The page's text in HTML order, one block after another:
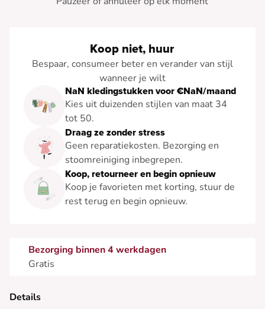
Koop niet, huur
Bespaar, consumeer beter en verander van stijl
wanneer je wilt
NaN kledingstukken voor €NaN/maand
Kies uit duizenden stijlen van maat 34
tot 50.
Draag ze zonder stress
Geen reparatiekosten. Bezorging en
stoomreiniging inbegrepen.
Koop, retourneer en begin opnieuw
Koop je favorieten met korting, stuur de
rest terug en begin opnieuw.
Bezorging binnen 4 werkdagen
Gratis
Details